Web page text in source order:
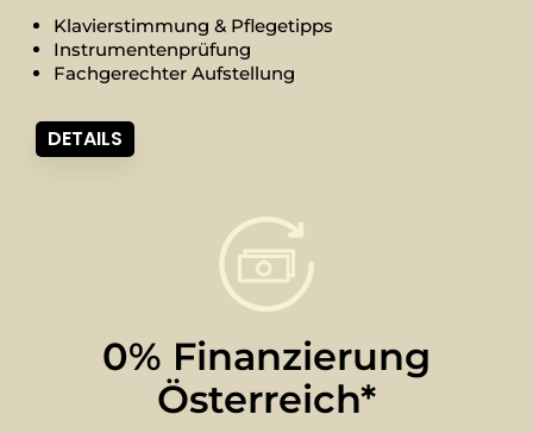
Klavierstimmung & Pflegetipps
Instrumentenprüfung
Fachgerechter Aufstellung
DETAILS
0% Finanzierung
Österreich*